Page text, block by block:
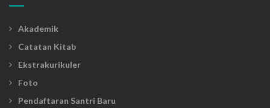
Akademik
Catatan Kitab
Ekstrakurikuler
Foto
Pendaftaran Santri Baru